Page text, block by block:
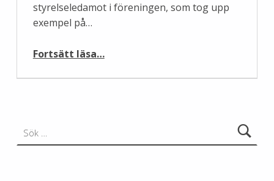
styrelseledamot i föreningen, som tog upp
exempel på…
Fortsätt läsa…